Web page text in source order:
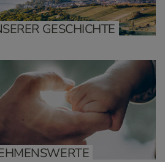
GESCHICHTE